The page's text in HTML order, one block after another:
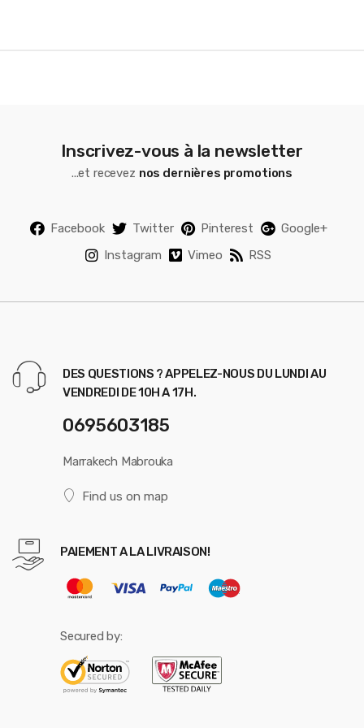
Inscrivez-vous à la newsletter
...et recevez nos dernières promotions
Facebook Twitter Pinterest
Google+
Instagram
Vimeo RSS
DES QUESTIONS ? APPELEZ-NOUS DU LUNDI AU
VENDREDI DE 10H A 17H.
0695603185
Marrakech Mabrouka
Find us on map
PAIEMENT A LA LIVRAISON!
Secured by: